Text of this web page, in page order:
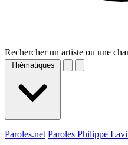
Rechercher un artiste ou une
Thématiques
Paroles.net Paroles Philippe